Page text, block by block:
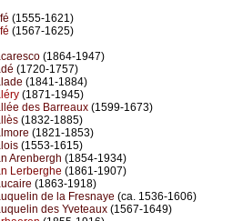
(1555-1621)
(1567-1625)
(1864-1947)
(1720-1757)
(1841-1884)
(1871-1945)
des Barreaux (1599-1673)
(1832-1885)
(1821-1853)
(1553-1615)
Arenbergh (1854-1934)
Lerberghe (1861-1907)
(1863-1918)
de la Fresnaye (ca. 1536-1606)
des Yveteaux (1567-1649)